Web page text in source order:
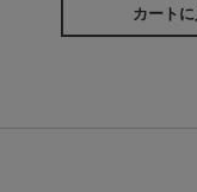
カート